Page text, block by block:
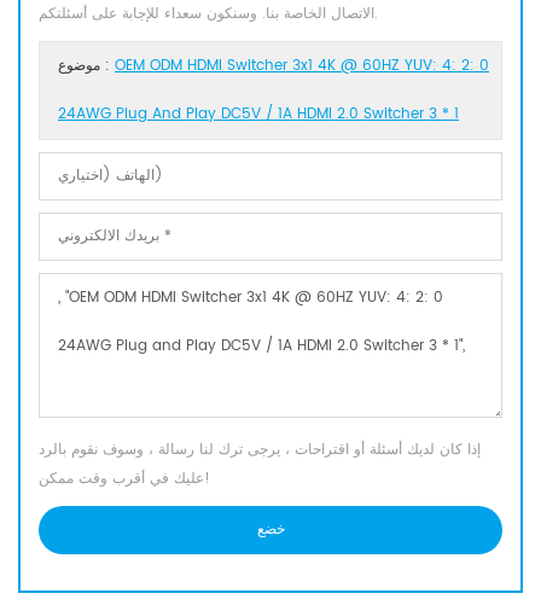
الاتصال الخاصة بنا. وسنكون سعداء للإجابة على أسئلتكم.
موضوع : OEM ODM HDMI Switcher 3x1 4K @ 60HZ YUV: 4: 2: 0
24AWG Plug And Play DC5V / 1A HDMI 2.0 Switcher 3 * 1
إذا كان لديك أسئلة أو اقتراحات ، يرجى ترك لنا رسالة ، وسوف نقوم بالرد
عليك في أقرب وقت ممكن!